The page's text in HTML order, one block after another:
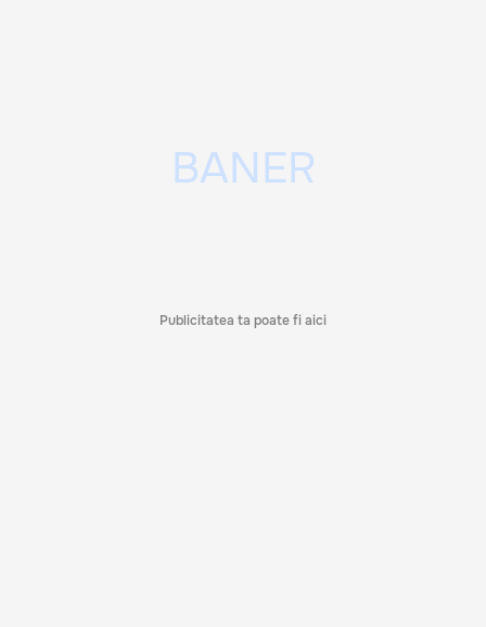
Publicitatea ta poate fi aici